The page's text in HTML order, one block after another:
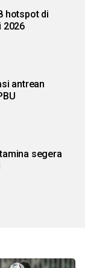
hotspot di
2026
antrean
segera